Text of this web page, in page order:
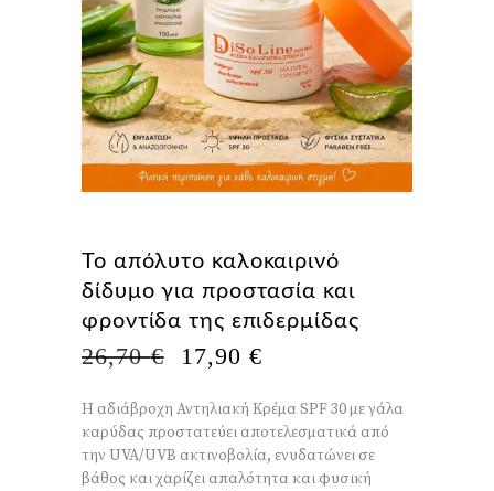
Το απόλυτο καλοκαιρινό
δίδυμο για προστασία και
φροντίδα της επιδερμίδας
26,70€
Η
ΤΙΜΉ
ΕΊΝΑΙ:
26,70 €.
17,90€
ΤΙΜΉ
ΕΊΝΑΙ:
17,90 €.
Η αδιάβροχη Αντηλιακή Κρέμα SPF 30 με γάλα
καρύδας προστατεύει αποτελεσματικά από
την UVA/UVB ακτινοβολία, ενυδατώνει σε
βάθος και χαρίζει απαλότητα και φυσική